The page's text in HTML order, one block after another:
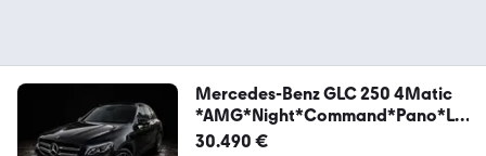
Mercedes-Benz GLC 250 4Matic
*AMG*Night*Command*Pano*Le
der*AHK
30.490 €